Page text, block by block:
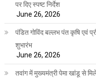
पर दिए स्पष्ट निर्देश
June 26, 2026
पंडित गोविंद बल्लभ पंत कृषि एवं
शुभारंभ
June 26, 2026
तवांग में मुख्यमंत्री पेमा खांडू से